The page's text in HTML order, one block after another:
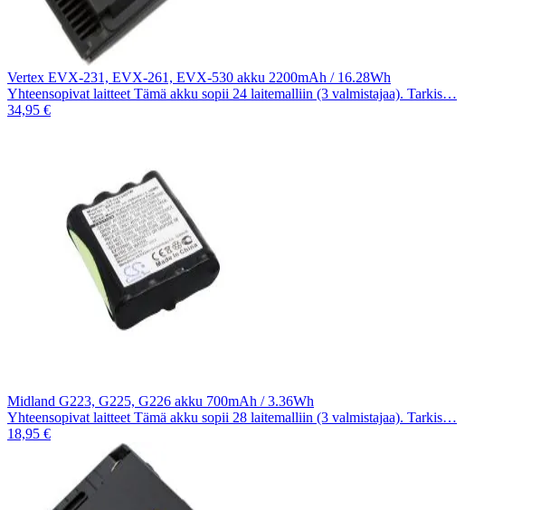
Vertex EVX-231, EVX-261, EVX-530 akku 2200mAh / 16.28Wh
Yhteensopivat laitteet Tämä akku sopii 24 laitemalliin (3 valmistajaa). Tarkis…
34,95 €
Midland G223, G225, G226 akku 700mAh / 3.36Wh
Yhteensopivat laitteet Tämä akku sopii 28 laitemalliin (3 valmistajaa). Tarkis…
18,95 €